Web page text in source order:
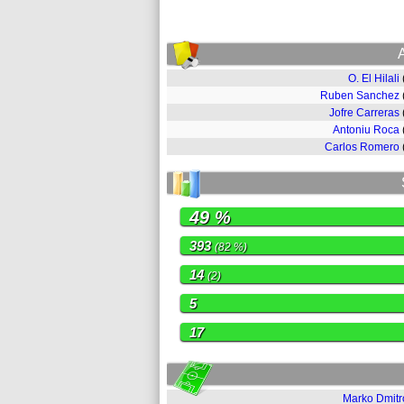
O. El Hilali
Ruben Sanchez
Jofre Carreras
Antoniu Roca
Carlos Romero
49 %
393(82 %)
14 (2)
5
17
Marko